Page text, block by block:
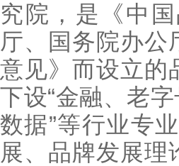
究院，是《中
厅、国务院办公
意见》而设立的
下设“金融、老
数据”等行业专
展、品牌发展理